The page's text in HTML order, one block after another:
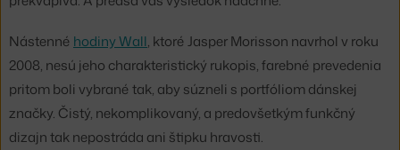
Nástenné hodiny Wall, ktoré Jasper Morisson navrhol v roku
2008, nesú jeho charakteristický rukopis, farebné prevedenia
pritom boli vybrané tak, aby súzneli s portfóliom dánskej
značky. Čistý, nekomplikovaný, a predovšetkým funkčný
dizajn tak nepostráda ani štipku hravosti.